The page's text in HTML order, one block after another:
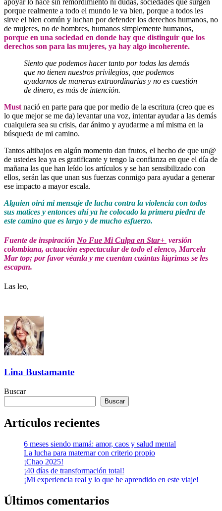
porque realmente a todo el mundo le va bien, porque a todos les
sirve el bien común y luchan por defender los derechos humanos, no
de mujeres, no de hombres, humanos simplemente humanos,
porque en una sociedad en donde hay que distinguir que los
derechos son para las mujeres, ya hay algo incoherente.
Siento que podemos hacer tanto por todas las demás
que no tienen nuestros privilegios, que podemos
ayudarnos de maneras extraordinarias y no es cuestión
de dinero, es más de intención.
Must nació en parte para que por medio de la escritura (creo que es
lo que mejor se me da) levantar una voz, intentar ayudar a las demás
cualquiera sea su crisis, dar ánimo y ayudarme a mí misma en la
búsqueda de mi camino.
Tantos altibajos en algún momento dan frutos, el hecho de que un@
de ustedes lea ya es gratificante y tengo la confianza en que el día de
mañana las que han leído los artículos y se han sensibilizado con
ellos, serán las que unan sus fuerzas conmigo para ayudar a generar
ese impacto a mayor escala.
Alguien oirá mi mensaje de lucha contra la violencia con todos
sus matices y entonces ahí ya he colocado la primera piedra de
este camino que es largo y de mucho esfuerzo.
Fuente de inspiración No Fue Mi Culpa en Star+ versión
colombiana, actuación espectacular de todo el elenco, Marcela
Mar top; por favor véanla y me cuentan cuántas lágrimas se les
escapan.
Las leo,
Lina Bustamante
Buscar
Buscar
Artículos recientes
6 meses siendo mamá: amor, caos y salud mental
La lucha para maternar con criterio propio
¡Chao 2025!
¡40 días de transformación total!
¡Mi experiencia real y lo que he aprendido en este viaje!
Últimos comentarios